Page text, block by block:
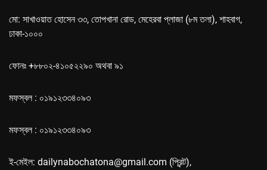
মো: সাখাওয়াত হোসেন ৩৩, তোপখানা রোড, মেহেরবা প্লাজা (৮ম তলা), শাহবাগ,
ঢাকা-১০০০
ফোনঃ +৮৮০২-৪১০৫২২৯০ অথবা ৯১
মফস্বল : ০১৯১২৩৩৪০৯৩
মফস্বল : ০১৯১২৩৩৪০৯৩
ই-মেইল: dailynabochatona@gmail.com (প্রিন্ট),